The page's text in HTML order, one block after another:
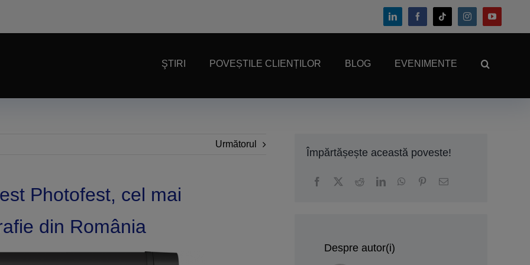
ŞTIRI POVEȘTILE CLIENȚILOR BLOG EVENIMENTE
Următorul
Photofest, cel mai
din România
Împărtășește această poveste!
Despre autor(i)